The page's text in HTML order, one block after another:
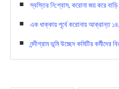
স্বস্তির নি:শ্বাস, করোনা জয় করে
এক ধাক্কায় পূর্বে করোনায় আক্রান্ত
নন্দীগ্রাম ভূমি উচ্ছেদ কমিটির কর্মীদের